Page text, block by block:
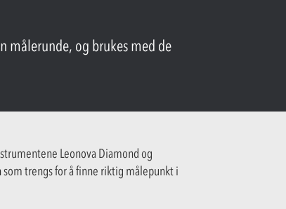
målerunde, og brukes med de
Leonova Diamond og
trengs for å finne riktig målepunkt i